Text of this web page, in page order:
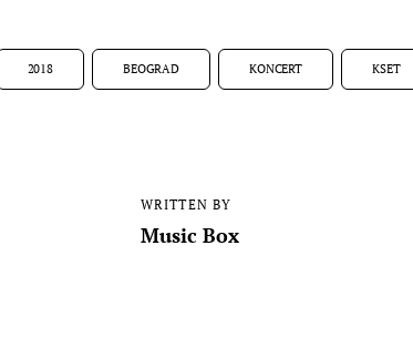
2018 BEOGRAD KONCERT KSET
WRITTEN BY
Music Box